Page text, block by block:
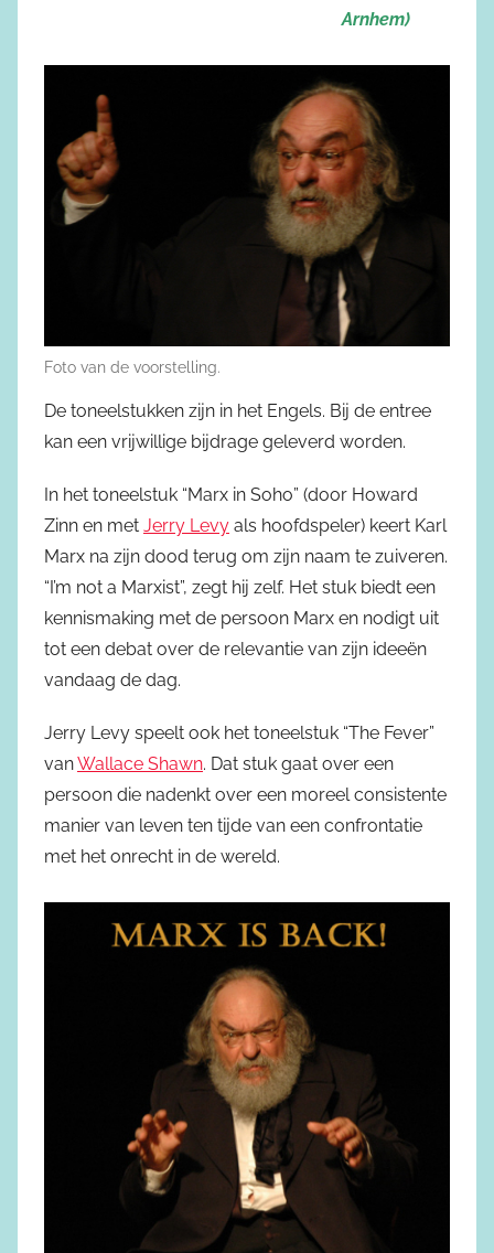
Arnhem)
Foto van de voorstelling.
De toneelstukken zijn in het Engels. Bij de entree
kan een vrijwillige bijdrage geleverd worden.
In het toneelstuk “Marx in Soho” (door Howard
Zinn en met Jerry Levy als hoofdspeler) keert Karl
Marx na zijn dood terug om zijn naam te zuiveren.
“I’m not a Marxist”, zegt hij zelf. Het stuk biedt een
kennismaking met de persoon Marx en nodigt uit
tot een debat over de relevantie van zijn ideeën
vandaag de dag.
Jerry Levy speelt ook het toneelstuk “The Fever”
vanWallace Shawn. Dat stuk gaat over een
persoon die nadenkt over een moreel consistente
manier van leven ten tijde van een confrontatie
met het onrecht in de wereld.